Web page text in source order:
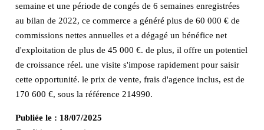
semaine et une période de congés de 6 semaines enregistrées
au bilan de 2022, ce commerce a généré plus de 60 000 € de
commissions nettes annuelles et a dégagé un bénéfice net
d'exploitation de plus de 45 000 €. de plus, il offre un potentiel
de croissance réel. une visite s'impose rapidement pour saisir
cette opportunité. le prix de vente, frais d'agence inclus, est de
170 600 €, sous la référence 214990.
Publiée le : 18/07/2025